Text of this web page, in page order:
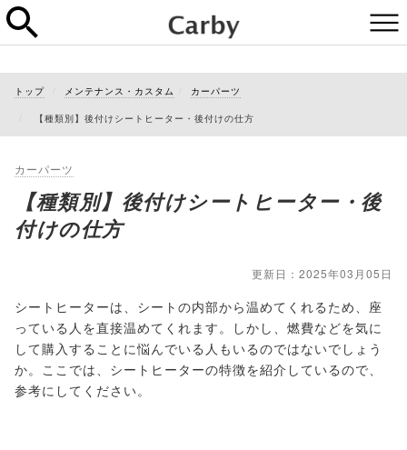
トップ メンテナンス・カスタム カーパーツ
【種類別】後付けシートヒーター・後付けの仕方
カーパーツ
【種類別】後付けシートヒーター・後
付けの仕方
更新日：2025年03月05日
シートヒーターは、シートの内部から温めてくれるため、座
っている人を直接温めてくれます。しかし、燃費などを気に
して購入することに悩んでいる人もいるのではないでしょう
か。ここでは、シートヒーターの特徴を紹介しているので、
参考にしてください。